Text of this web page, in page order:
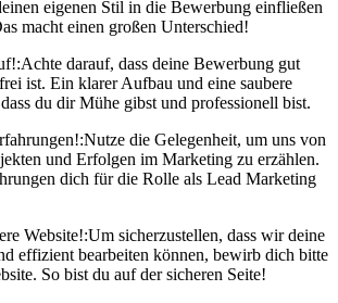
eigenen Stil in die Bewerbung einfließen
macht einen großen Unterschied!
Achte darauf, dass deine Bewerbung gut
ist. Ein klarer Aufbau und eine saubere
du dir Mühe gibst und professionell bist.
Nutze die Gelegenheit, um uns von
und Erfolgen im Marketing zu erzählen.
dich für die Rolle als Lead Marketing
Website!:Um sicherzustellen, dass wir deine
effizient bearbeiten können, bewirb dich bitte
So bist du auf der sicheren Seite!